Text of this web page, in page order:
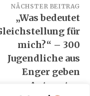
NÄCHSTER BEITRAG
„Was bedeutet
für
mich?“ – 300
Jugendliche aus
Enger geben
Antworten